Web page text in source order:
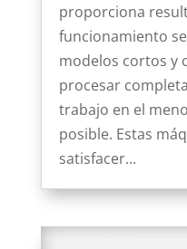
proporciona
funcionamiento
modelos cortos y
procesar
trabajo en el
posible. Estas
satisfacer...